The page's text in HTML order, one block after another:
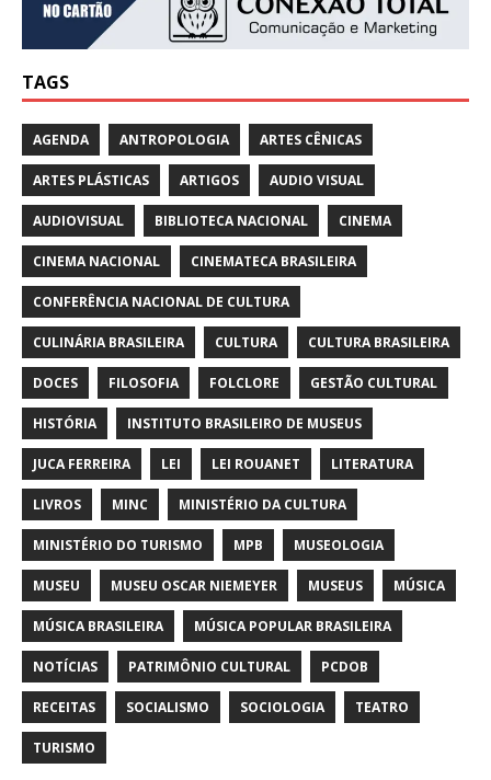
TAGS
AGENDA ANTROPOLOGIA ARTES CÊNICAS
ARTES PLÁSTICAS ARTIGOS AUDIO VISUAL
AUDIOVISUAL BIBLIOTECA NACIONAL CINEMA
CINEMA NACIONAL CINEMATECA BRASILEIRA
CONFERÊNCIA NACIONAL DE CULTURA
CULINÁRIA BRASILEIRA CULTURA CULTURA BRASILEIRA
DOCES FILOSOFIA FOLCLORE GESTÃO CULTURAL
HISTÓRIA INSTITUTO BRASILEIRO DE MUSEUS
JUCA FERREIRA LEI LEI ROUANET LITERATURA
LIVROS MINC MINISTÉRIO DA CULTURA
MINISTÉRIO DO TURISMO MPB MUSEOLOGIA
MUSEU MUSEU OSCAR NIEMEYER MUSEUS MÚSICA
MÚSICA BRASILEIRA MÚSICA POPULAR BRASILEIRA
NOTÍCIAS PATRIMÔNIO CULTURAL PCDOB
RECEITAS SOCIALISMO SOCIOLOGIA TEATRO
TURISMO